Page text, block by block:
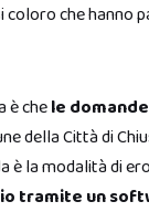
coloro che hanno
è chele
della Città di
è la modalità di
tramite un